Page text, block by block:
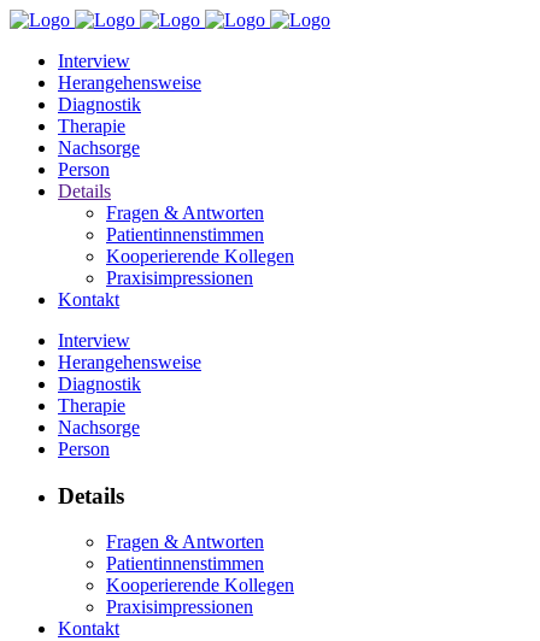
Interview
Herangehensweise
Diagnostik
Therapie
Nachsorge
Person
Details
Fragen & Antworten
Patientinnenstimmen
Kooperierende Kollegen
Praxisimpressionen
Kontakt
Interview
Herangehensweise
Diagnostik
Therapie
Nachsorge
Person
Details
Fragen & Antworten
Patientinnenstimmen
Kooperierende Kollegen
Praxisimpressionen
Kontakt